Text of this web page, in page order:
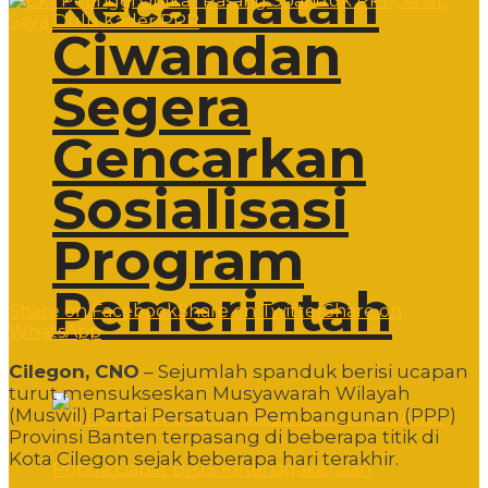
Ciwandan
Segera
Gencarkan
Sosialisasi
Program
Pemerintah
Share on FacebookShare on Twitter Share on
WhatsApp
Cilegon, CNO – Sejumlah spanduk berisi ucapan
turut mensukseskan Musyawarah Wilayah
(Muswil) Partai Persatuan Pembangunan (PPP)
Provinsi Banten terpasang di beberapa titik di
Kota Cilegon sejak beberapa hari terakhir.